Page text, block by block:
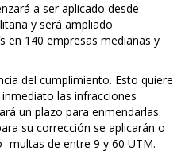
a ser aplicado desde
y será ampliado
en 140 empresas medianas y
del cumplimiento. Esto quiere
las infracciones
un plazo para enmendarlas.
su corrección se aplicarán o
multas de entre 9 y 60 UTM.